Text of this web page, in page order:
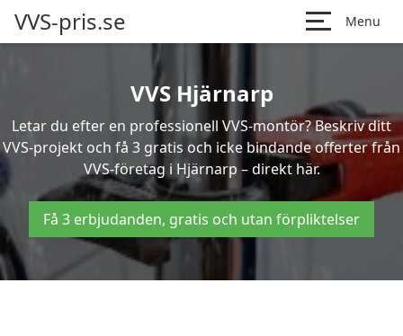
VVS-pris.se Menu
VVS Hjärnarp
Letar du efter en professionell VVS-montör? Beskriv ditt
VVS-projekt och få 3 gratis och icke bindande offerter från
VVS-företag i Hjärnarp – direkt här.
Få 3 erbjudanden, gratis och utan förpliktelser